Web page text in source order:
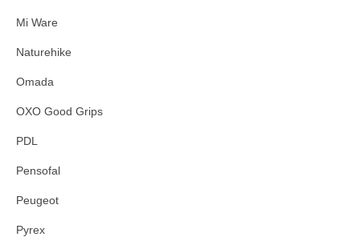
Mi Ware
Naturehike
Omada
OXO Good Grips
PDL
Pensofal
Peugeot
Pyrex